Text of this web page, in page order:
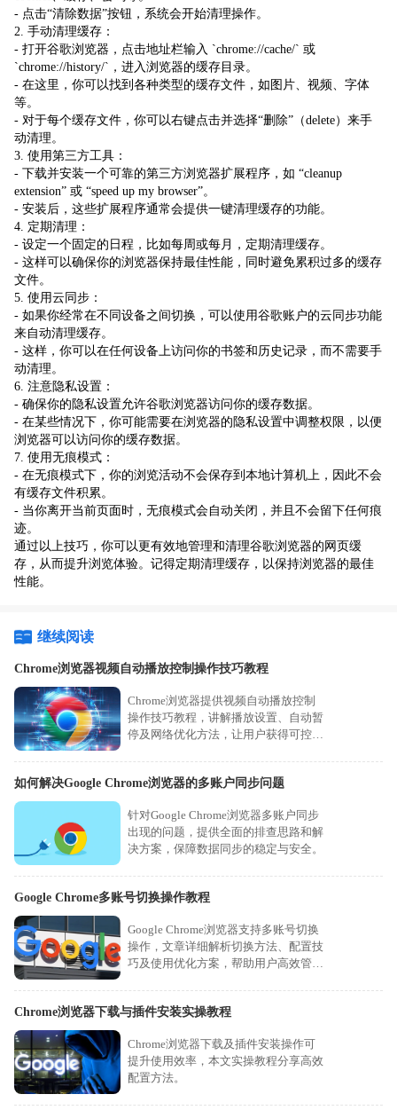
- 点击“清除数据”按钮，系统会开始清理操作。
2. 手动清理缓存：
- 打开谷歌浏览器，点击地址栏输入 `chrome://cache/` 或
`chrome://history/`，进入浏览器的缓存目录。
- 在这里，你可以找到各种类型的缓存文件，如图片、视频、字体
等。
- 对于每个缓存文件，你可以右键点击并选择“删除”（delete）来手
动清理。
3. 使用第三方工具：
- 下载并安装一个可靠的第三方浏览器扩展程序，如 “cleanup
extension” 或 “speed up my browser”。
- 安装后，这些扩展程序通常会提供一键清理缓存的功能。
4. 定期清理：
- 设定一个固定的日程，比如每周或每月，定期清理缓存。
- 这样可以确保你的浏览器保持最佳性能，同时避免累积过多的缓存
文件。
5. 使用云同步：
- 如果你经常在不同设备之间切换，可以使用谷歌账户的云同步功能
来自动清理缓存。
- 这样，你可以在任何设备上访问你的书签和历史记录，而不需要手
动清理。
6. 注意隐私设置：
- 确保你的隐私设置允许谷歌浏览器访问你的缓存数据。
- 在某些情况下，你可能需要在浏览器的隐私设置中调整权限，以便
浏览器可以访问你的缓存数据。
7. 使用无痕模式：
- 在无痕模式下，你的浏览活动不会保存到本地计算机上，因此不会
有缓存文件积累。
- 当你离开当前页面时，无痕模式会自动关闭，并且不会留下任何痕
迹。
通过以上技巧，你可以更有效地管理和清理谷歌浏览器的网页缓
存，从而提升浏览体验。记得定期清理缓存，以保持浏览器的最佳
性能。
继续阅读
Chrome浏览器视频自动播放控制操作技巧教程
Chrome浏览器提供视频自动播放控制
操作技巧教程，讲解播放设置、自动暂
停及网络优化方法，让用户获得可控、
如何解决Google Chrome浏览器的多账户同步问题
针对Google Chrome浏览器多账户同步
出现的问题，提供全面的排查思路和解
决方案，保障数据同步的稳定与安全。
Google Chrome多账号切换操作教程
Google Chrome浏览器支持多账号切换
操作，文章详细解析切换方法、配置技
巧及使用优化方案，帮助用户高效管理
Chrome浏览器下载与插件安装实操教程
Chrome浏览器下载及插件安装操作可
提升使用效率，本文实操教程分享高效
配置方法。